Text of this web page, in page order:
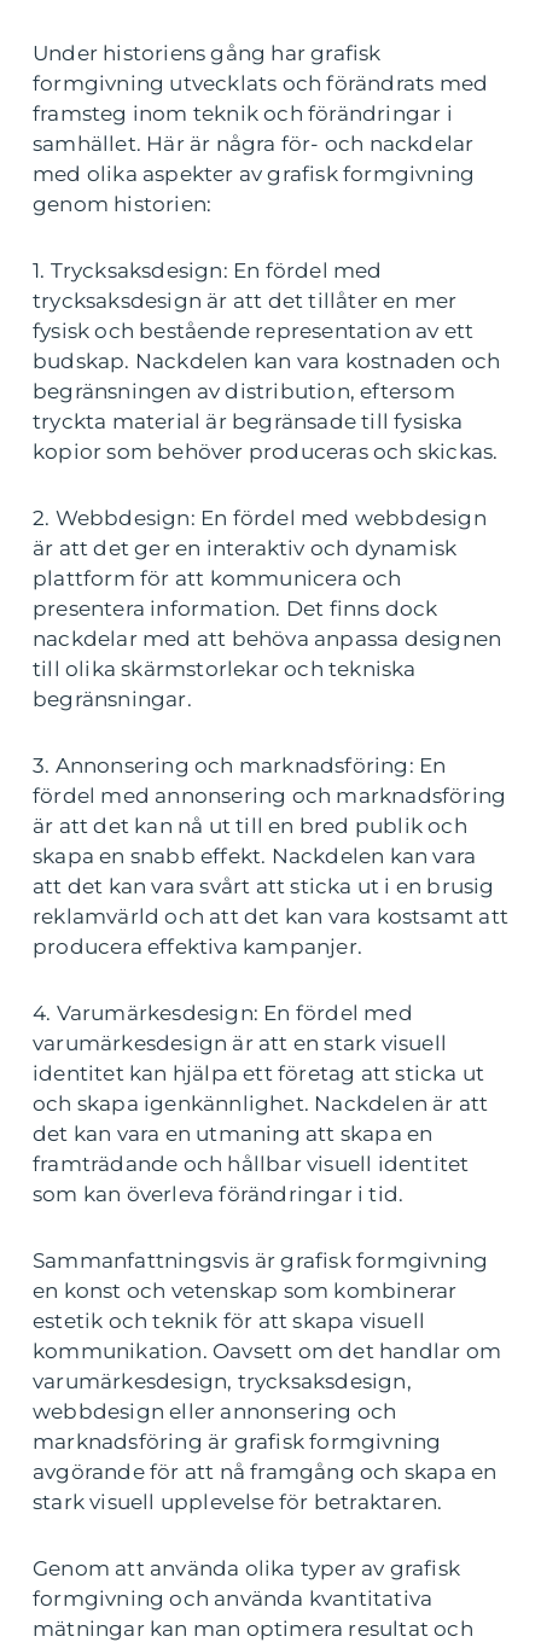
Under historiens gång har grafisk
formgivning utvecklats och förändrats med
framsteg inom teknik och förändringar i
samhället. Här är några för- och nackdelar
med olika aspekter av grafisk formgivning
genom historien:
1. Trycksaksdesign: En fördel med
trycksaksdesign är att det tillåter en mer
fysisk och bestående representation av ett
budskap. Nackdelen kan vara kostnaden och
begränsningen av distribution, eftersom
tryckta material är begränsade till fysiska
kopior som behöver produceras och skickas.
2. Webbdesign: En fördel med webbdesign
är att det ger en interaktiv och dynamisk
plattform för att kommunicera och
presentera information. Det finns dock
nackdelar med att behöva anpassa designen
till olika skärmstorlekar och tekniska
begränsningar.
3. Annonsering och marknadsföring: En
fördel med annonsering och marknadsföring
är att det kan nå ut till en bred publik och
skapa en snabb effekt. Nackdelen kan vara
att det kan vara svårt att sticka ut i en brusig
reklamvärld och att det kan vara kostsamt att
producera effektiva kampanjer.
4. Varumärkesdesign: En fördel med
varumärkesdesign är att en stark visuell
identitet kan hjälpa ett företag att sticka ut
och skapa igenkännlighet. Nackdelen är att
det kan vara en utmaning att skapa en
framträdande och hållbar visuell identitet
som kan överleva förändringar i tid.
Sammanfattningsvis är grafisk formgivning
en konst och vetenskap som kombinerar
estetik och teknik för att skapa visuell
kommunikation. Oavsett om det handlar om
varumärkesdesign, trycksaksdesign,
webbdesign eller annonsering och
marknadsföring är grafisk formgivning
avgörande för att nå framgång och skapa en
stark visuell upplevelse för betraktaren.
Genom att använda olika typer av grafisk
formgivning och använda kvantitativa
mätningar kan man optimera resultat och